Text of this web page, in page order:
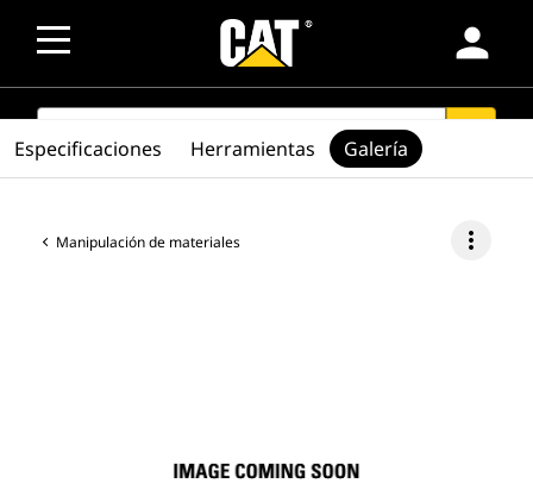
person
SEARCH
Manipulación de materiales more_vert
Especificaciones Herramientas Galería